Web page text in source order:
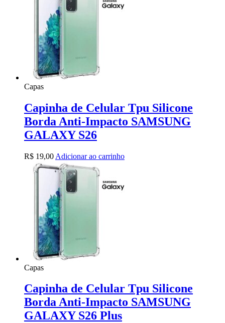
Capas
Capinha de Celular Tpu Silicone
Borda Anti-Impacto SAMSUNG
GALAXY S26
R$ 19,00 Adicionar ao carrinho
Capas
Capinha de Celular Tpu Silicone
Borda Anti-Impacto SAMSUNG
GALAXY S26 Plus